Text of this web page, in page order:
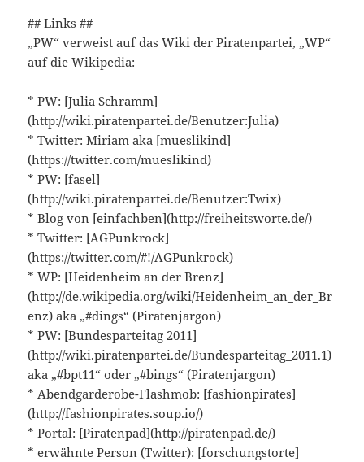
## Links ##
„PW“ verweist auf das Wiki der Piratenpartei, „WP“
auf die Wikipedia:
* PW: [Julia Schramm]
(http://wiki.piratenpartei.de/Benutzer:Julia)
* Twitter: Miriam aka [mueslikind]
(https://twitter.com/mueslikind)
* PW: [fasel]
(http://wiki.piratenpartei.de/Benutzer:Twix)
* Blog von [einfachben](http://freiheitsworte.de/)
* Twitter: [AGPunkrock]
(https://twitter.com/#!/AGPunkrock)
* WP: [Heidenheim an der Brenz]
(http://de.wikipedia.org/wiki/Heidenheim_an_der_Br
enz) aka „#dings“ (Piratenjargon)
* PW: [Bundesparteitag 2011]
(http://wiki.piratenpartei.de/Bundesparteitag_2011.1)
aka „#bpt11“ oder „#bings“ (Piratenjargon)
* Abendgarderobe-Flashmob: [fashionpirates]
(http://fashionpirates.soup.io/)
* Portal: [Piratenpad](http://piratenpad.de/)
* erwähnte Person (Twitter): [forschungstorte]